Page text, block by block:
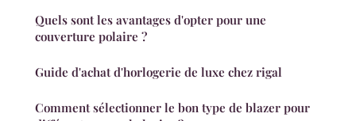
Quels sont les avantages d'opter pour une
couverture polaire ?
Guide d'achat d'horlogerie de luxe chez rigal
Comment sélectionner le bon type de blazer pour